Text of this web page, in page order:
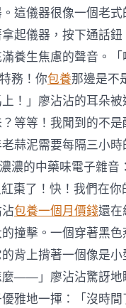
這儀器很像一個老
起儀器，按下通話
養生焦慮的聲音。
務！你包養那邊是不
！」廖沾沾的耳朵
等等！我聞到的不
蒜泥需要每隔三小
濃的中藥味電子雜
棗了！快！我們在
包養一個月價錢還在
撞擊。一個穿著黑
背上揹著一個像是
——」廖沾沾驚訝
雅地一揮：「沒時